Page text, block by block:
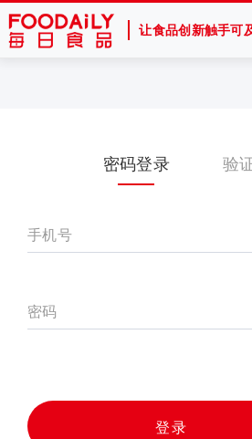
让食品创新触手可
密码登录 验
手机号
密码
登录